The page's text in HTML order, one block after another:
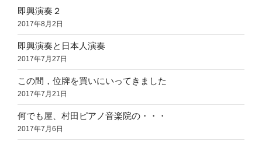
即興演奏２
2017年8月2日
即興演奏と日本人演奏
2017年7月27日
この間，位牌を買いにいってきました
2017年7月21日
何でも屋、村田ピアノ音楽院の・・・
2017年7月6日